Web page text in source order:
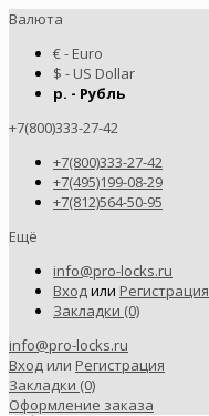
Валюта
€ - Euro
$ - US Dollar
р. - Рубль
+7(800)333-27-42
+7(800)333-27-42
+7(495)199-08-29
+7(812)564-50-95
Ещё
info@pro-locks.ru
Входили Регистрация
Закладки (0)
info@pro-locks.ru
Вход или Регистрация
Закладки (0)
Оформление заказа